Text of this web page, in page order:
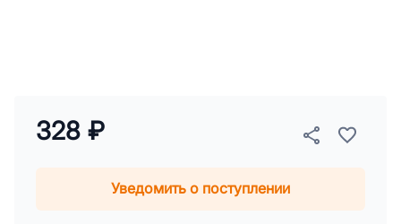
328 ₽
Уведомить о поступлении